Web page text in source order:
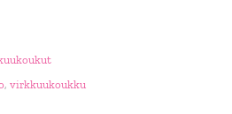
, virkkuukoukku